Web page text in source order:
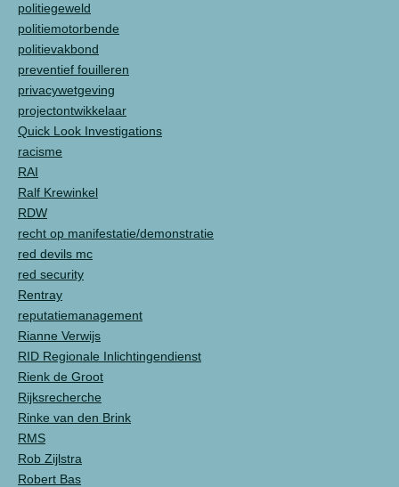
politiegeweld
politiemotorbende
politievakbond
preventief fouilleren
privacywetgeving
projectontwikkelaar
Quick Look Investigations
racisme
RAI
Ralf Krewinkel
RDW
recht op manifestatie/demonstratie
red devils mc
red security
Rentray
reputatiemanagement
Rianne Verwijs
RID Regionale Inlichtingendienst
Rienk de Groot
Rijksrecherche
Rinke van den Brink
RMS
Rob Zijlstra
Robert Bas